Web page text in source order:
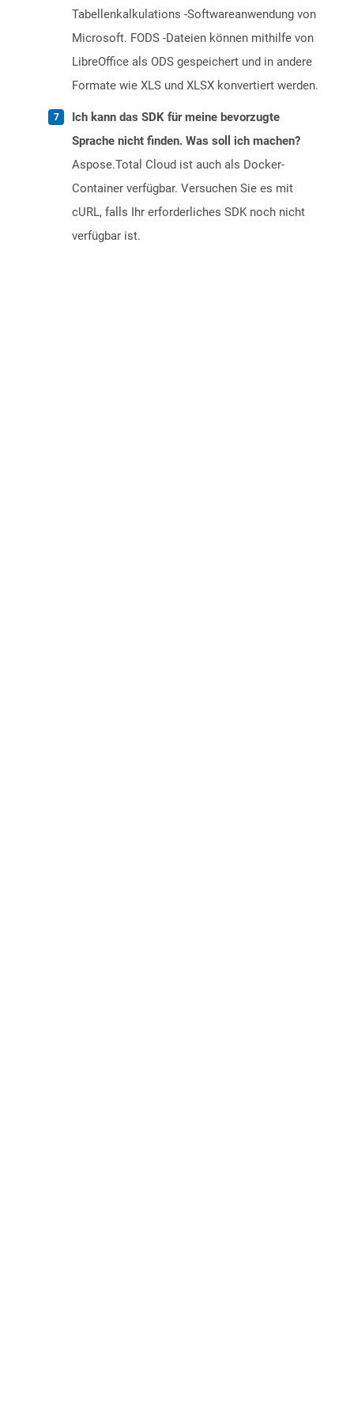
Tabellenkalkulations -Softwareanwendung von
Microsoft. FODS -Dateien können mithilfe von
LibreOffice als ODS gespeichert und in andere
Formate wie XLS und XLSX konvertiert werden.
Ich kann das SDK für meine bevorzugte
Sprache nicht finden. Was soll ich machen?
Aspose.Total Cloud ist auch als Docker-
Container verfügbar. Versuchen Sie es mit
cURL, falls Ihr erforderliches SDK noch nicht
verfügbar ist.